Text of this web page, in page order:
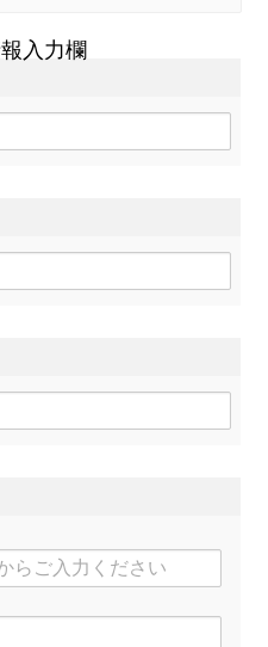
入力欄